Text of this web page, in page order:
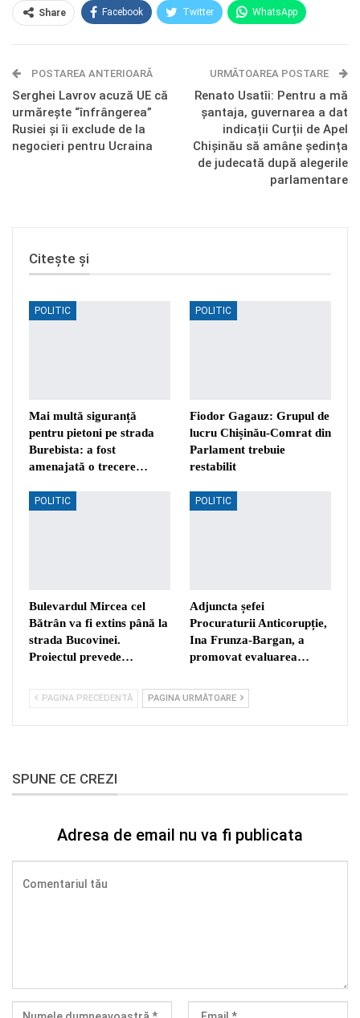
Share Facebook Twitter WhatsApp
Telegram OK.ru
POSTAREA ANTERIOARĂ
Serghei Lavrov acuză UE că
urmărește “înfrângerea”
Rusiei și îi exclude de la
negocieri pentru Ucraina
URMĂTOAREA POSTARE
Renato Usatîi: Pentru a mă
șantaja, guvernarea a dat
indicații Curții de Apel
Chișinău să amâne ședința
de judecată după alegerile
parlamentare
Citește și
POLITIC
Mai multă siguranță
pentru pietoni pe strada
Burebista: a fost
amenajată o trecere…
POLITIC
Fiodor Gagauz: Grupul de
lucru Chișinău-Comrat din
Parlament trebuie
restabilit
POLITIC
Bulevardul Mircea cel
Bătrân va fi extins până la
strada Bucovinei.
Proiectul prevede…
POLITIC
Adjuncta șefei
Procuraturii Anticorupție,
Ina Frunza-Bargan, a
promovat evaluarea…
PAGINA PRECEDENTĂ PAGINA URMĂTOARE
SPUNE CE CREZI
Adresa de email nu va fi publicata